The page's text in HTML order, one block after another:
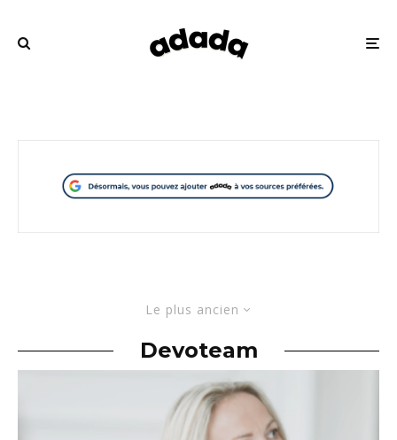
Le plus ancien
Devoteam